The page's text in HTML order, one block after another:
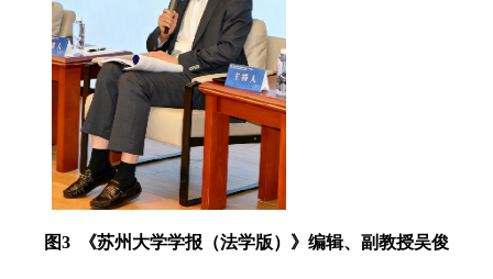
图3 《苏州大学学报（法学版）》编辑、副教授吴俊